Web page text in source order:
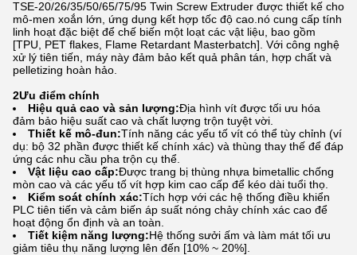
TSE-20/26/35/50/65/75/95 Twin Screw Extruder được thiết kế cho
mô-men xoắn lớn, ứng dụng kết hợp tốc độ cao.nó cung cấp tính
linh hoạt đặc biệt để chế biến một loạt các vật liệu, bao gồm
[TPU, PET flakes, Flame Retardant Masterbatch]. Với công nghệ
xử lý tiên tiến, máy này đảm bảo kết quả phân tán, hợp chất và
pelletizing hoàn hảo.
2Ưu điểm chính
Hiệu quả cao và sản lượng:Địa hình vít được tối ưu hóa
đảm bảo hiệu suất cao và chất lượng trộn tuyệt vời.
Thiết kế mô-đun:Tính năng các yếu tố vít có thể tùy chỉnh (ví
dụ: bộ 32 phần được thiết kế chính xác) và thùng thay thế để đáp
ứng các nhu cầu pha trộn cụ thể.
Vật liệu cao cấp:Được trang bị thùng nhựa bimetallic chống
mòn cao và các yếu tố vít hợp kim cao cấp để kéo dài tuổi thọ.
Kiểm soát chính xác:Tích hợp với các hệ thống điều khiển
PLC tiên tiến và cảm biến áp suất nóng chảy chính xác cao để
hoạt động ổn định và an toàn.
Tiết kiệm năng lượng:Hệ thống sưởi ấm và làm mát tối ưu
giảm tiêu thụ năng lượng lên đến [10% ~ 20%].